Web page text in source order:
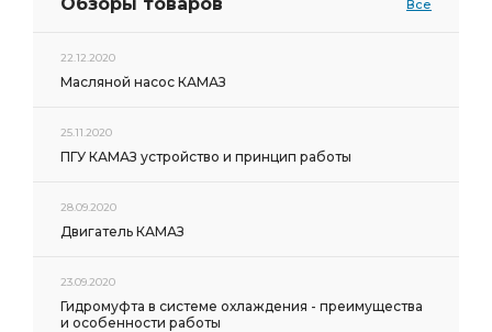
Все
22.12.2020
Масляной насос КАМАЗ
25.11.2020
ПГУ КАМАЗ устройство и принцип работы
28.09.2020
Двигатель КАМАЗ
23.09.2020
Гидромуфта в системе охлаждения - преимущества
и особенности работы